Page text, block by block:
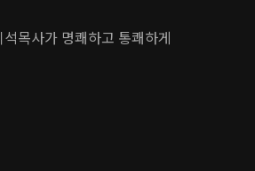
목사가 명쾌하고 통쾌하게